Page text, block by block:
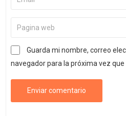
Guarda mi nombre, correo
navegador para la próxima vez que